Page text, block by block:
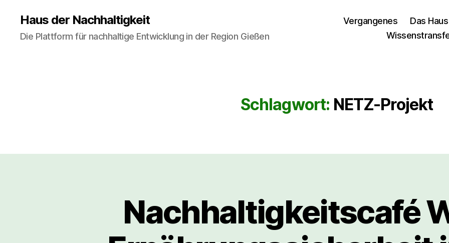
Haus der Nachhaltigkeit
Die Plattform für nachhaltige Entwicklung in der Region Gießen
Vergangenes
Das Haus
Schlagwort: NETZ-Projekt
Nachhaltigkeitscafé